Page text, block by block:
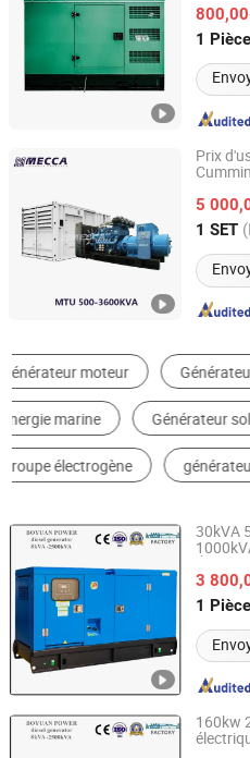
1 Pièce
Jiangsu, China
Prix
5
1 SET
MECCA POWER CO., LTD.
Fujian, China
Diesel Alternateur
Génératrice à Essence
Autres Génératrices
30kVA
3
1 Pièce
FUAN BOYUAN POWER
Fujian, China
160kw
FUAN BOYUAN POWER